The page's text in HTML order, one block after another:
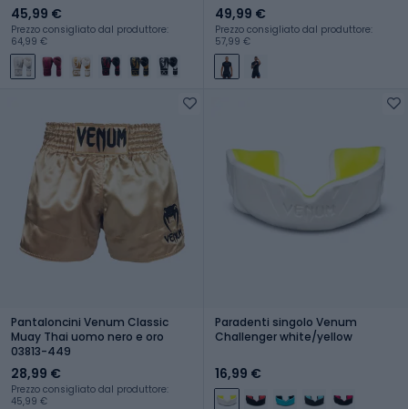
45,99 €
Prezzo consigliato dal produttore:
64,99 €
49,99 €
Prezzo consigliato dal produttore:
57,99 €
Pantaloncini Venum Classic
Muay Thai uomo nero e oro
03813-449
28,99 €
Prezzo consigliato dal produttore:
45,99 €
Paradenti singolo Venum
Challenger white/yellow
16,99 €